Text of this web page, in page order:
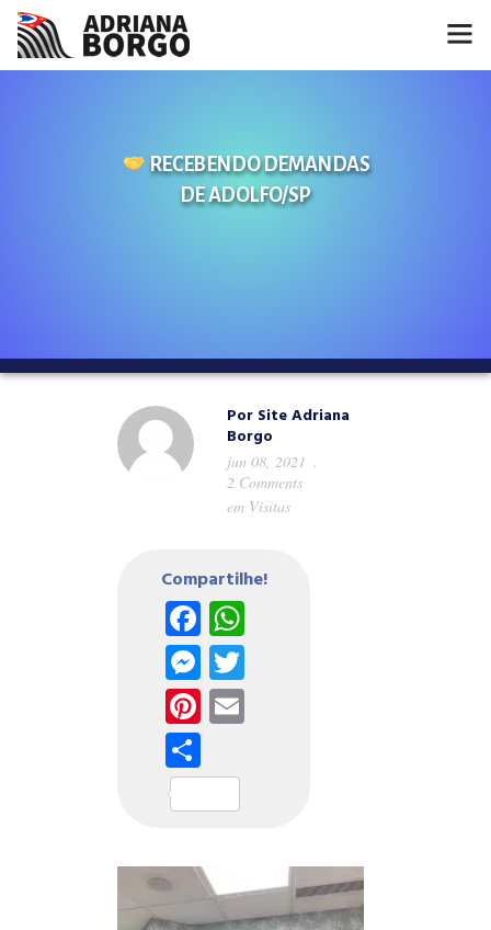
CONHEÇA A ADRIANA
RECEBENDO DEMANDAS
DE ADOLFO/SP
Por Site Adriana
Borgo
jun 08, 2021
2 Comments
em Visitas
Compartilhe!
Facebook
WhatsApp
Messenger
Twitter
Pinterest
Email
Share